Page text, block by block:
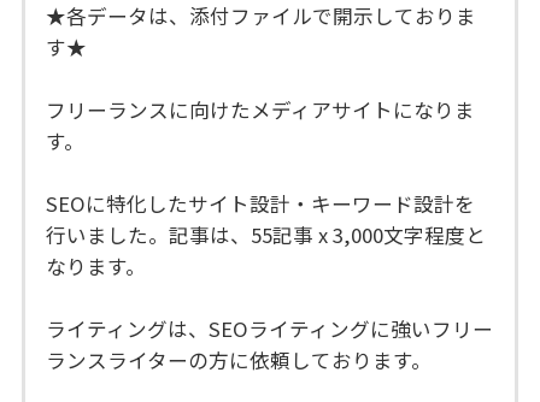
★各データは、添付ファイルで開示しておりま
す★
フリーランスに向けたメディアサイトになりま
す。
SEOに特化したサイト設計・キーワード設計を
行いました。記事は、55記事 x 3,000文字程度と
なります。
ライティングは、SEOライティングに強いフリー
ランスライターの方に依頼しております。